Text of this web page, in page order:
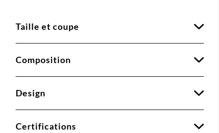
Taille et coupe
Composition
Design
Certifications